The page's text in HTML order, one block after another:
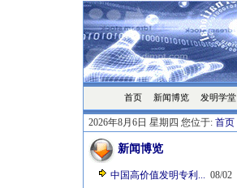
首页 新闻博览 发明学堂
2026年8月6日 星期四 您位于: 首页
新闻博览
中国高价值发明专利... 08/02